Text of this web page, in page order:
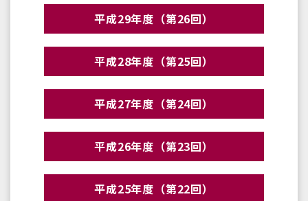
平成29年度（第26回）
平成28年度（第25回）
平成27年度（第24回）
平成26年度（第23回）
平成25年度（第22回）